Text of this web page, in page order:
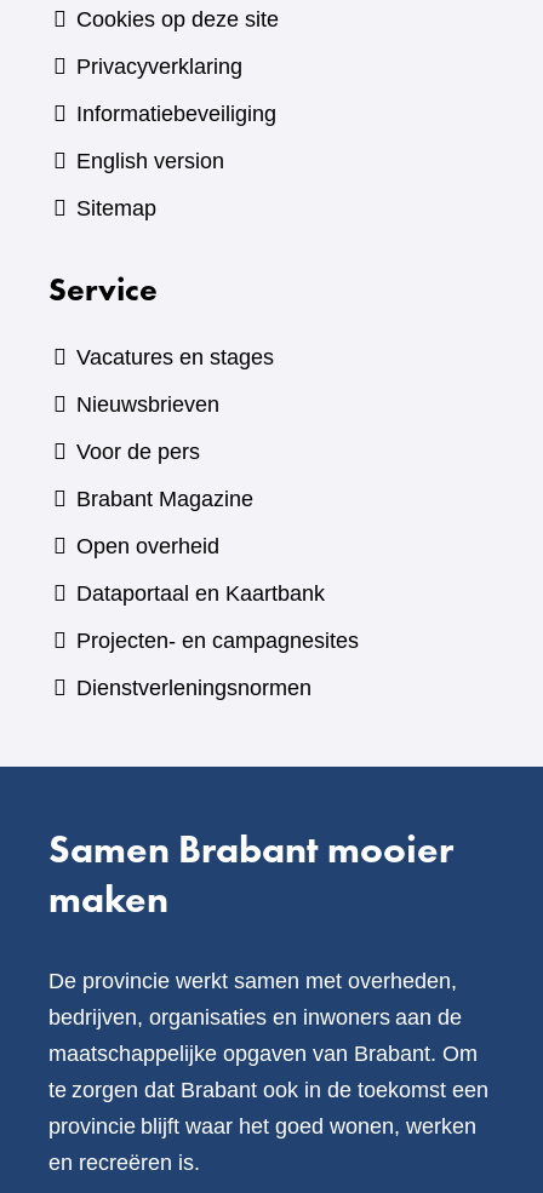
Cookies op deze site
Privacyverklaring
Informatiebeveiliging
English version
Sitemap
Service
Vacatures en stages
Nieuwsbrieven
Voor de pers
Brabant Magazine(verwijst
andere
website)
Open overheid
Dataportaal en Kaartbank(verwijst
naar
Projecten- en campagnesites
Dienstverleningsnormen
Samen Brabant mooier
maken
De provincie werkt samen met overheden,
bedrijven, organisaties en inwoners aan de
maatschappelijke opgaven van Brabant. Om
te zorgen dat Brabant ook in de toekomst een
provincie blijft waar het goed wonen, werken
en recreëren is.